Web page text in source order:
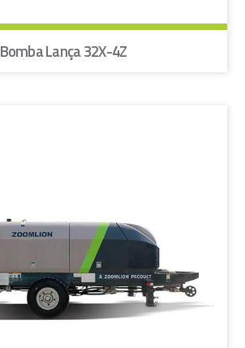
Bomba Lança 32X-4Z